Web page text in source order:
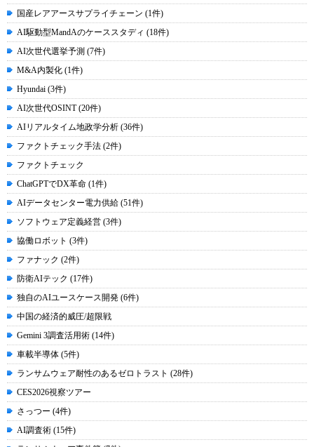
国産レアアースサプライチェーン (1件)
AI駆動型MandAのケーススタディ (18件)
AI次世代選挙予測 (7件)
M&A内製化 (1件)
Hyundai (3件)
AI次世代OSINT (20件)
AIリアルタイム地政学分析 (36件)
ファクトチェック手法 (2件)
ファクトチェック
ChatGPTでDX革命 (1件)
AIデータセンター電力供給 (51件)
ソフトウェア定義経営 (3件)
協働ロボット (3件)
ファナック (2件)
防衛AIテック (17件)
独自のAIユースケース開発 (6件)
中国の経済的威圧/超限戦
Gemini 3調査活用術 (14件)
車載半導体 (5件)
ランサムウェア耐性のあるゼロトラスト (28件)
CES2026視察ツアー
さっつー (4件)
AI調査術 (15件)